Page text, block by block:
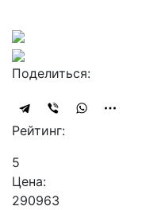
Поделиться:
Рейтинг:
5
Цена:
290963